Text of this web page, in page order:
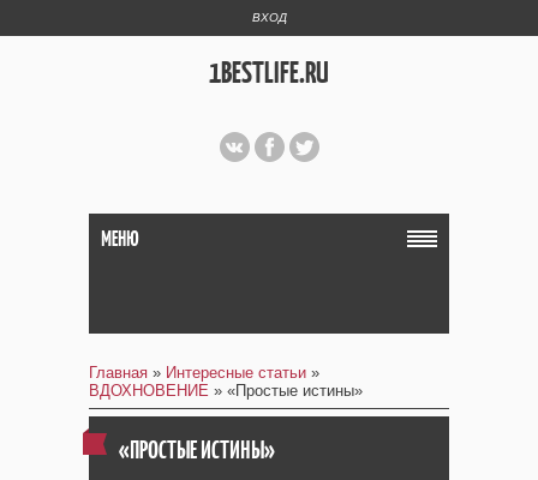
ВХОД
1BESTLIFE.RU
МЕНЮ
Главная » Интересные статьи »
ВДОХНОВЕНИЕ » «Простые истины»
«ПРОСТЫЕ ИСТИНЫ»